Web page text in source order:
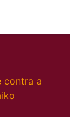
contra a